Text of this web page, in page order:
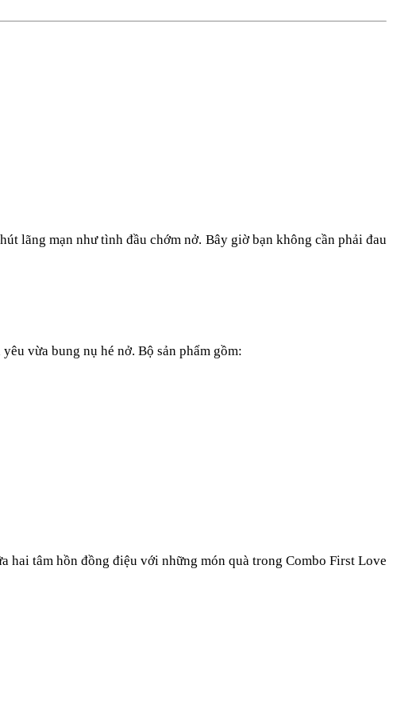
lãng mạn như tình đầu chớm nở. Bây giờ bạn không cần phải đau
vừa bung nụ hé nở. Bộ sản phẩm gồm:
hai tâm hồn đồng điệu với những món quà trong Combo First Love